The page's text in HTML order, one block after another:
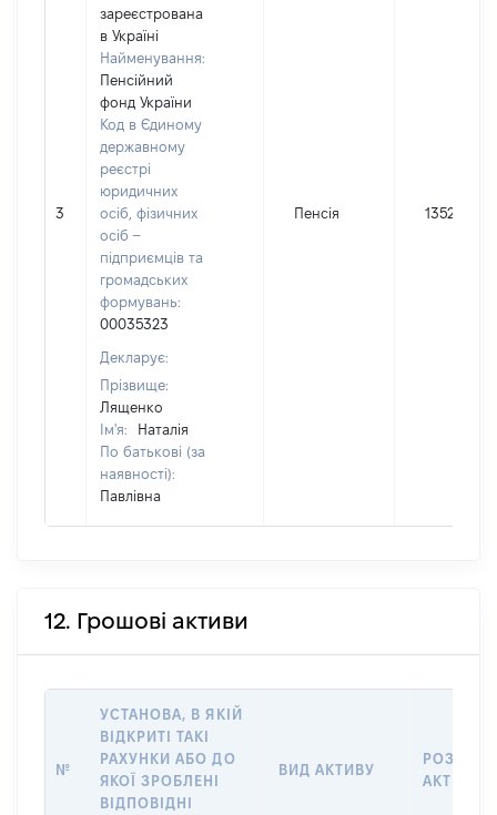
3
зареєстрована
в Україні
Найменування:
Пенсійний
фонд України
Код в Єдиному
державному
реєстрі
юридичних
осіб, фізичних
осіб –
підприємців та
громадських
формувань:
00035323
Декларує:
Прізвище:
Лященко
Ім'я:
Наталія
По батькові (за
наявності):
Павлівна
Пенсія 135259
12. Грошові активи
№
УСТАНОВА, В ЯКІЙ
ВІДКРИТІ ТАКІ
РАХУНКИ АБО ДО
ЯКОЇ ЗРОБЛЕНІ
ВІДПОВІДНІ
ВИД АКТИВУ
РОЗМІР
АКТИВУ